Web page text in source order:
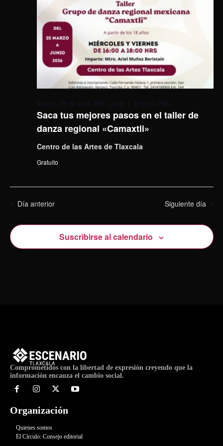
Saca tus mejores pasos en el taller de
danza regional «Camaxtli»
marzo 25 @ 4:00 PM - junio 1 @ 6:00 PM
Centro de las Artes de Tlaxcala
Gratuito
Día anterior Siguiente día
Suscribirse al calendario
Comprometidos con la libertad de expresión creyendo que la
información encauza el cambio social.
Organización
Quienes somos
El Círculo: Consejo editorial